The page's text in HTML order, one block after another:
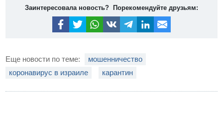
Заинтересовала новость? Порекомендуйте друзьям:
Еще новости по теме:
мошенничество
коронавирус в израиле
карантин